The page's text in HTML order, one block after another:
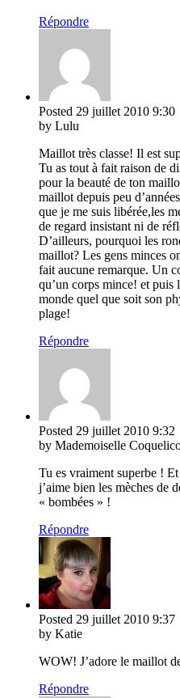
Répondre
Posted 29 juillet 2010 9:30
by Lulu
Maillot très classe! Il est
Tu as tout à fait raison de
pour la beauté de ton
maillot depuis peu
que je me suis libérée,les
de regard insistant ni de
D’ailleurs, pourquoi les
maillot? Les gens minces
fait aucune remarque. Un
qu’un corps mince! et puis
monde quel que soit son
plage!
Répondre
Posted 29 juillet 2010 9:32
by Mademoiselle
Tu es vraiment superbe !
j’aime bien les mèches de
« bombées » !
Répondre
Posted 29 juillet 2010 9:37
by Katie
WOW! J’adore le maillot
Répondre